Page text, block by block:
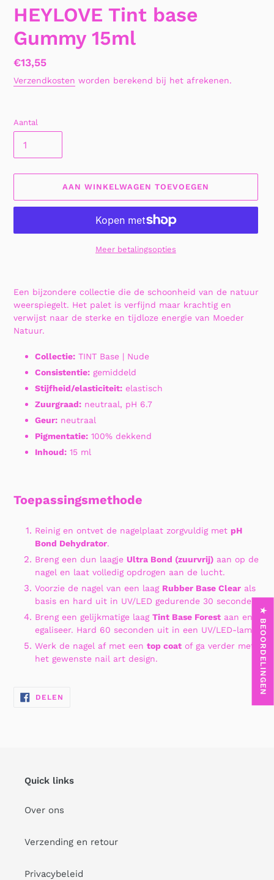
HEYLOVE Tint base
Gummy 15ml
Normale
prijs
€13,55
Verzendkosten worden berekend bij het afrekenen.
Aantal
AAN WINKELWAGEN TOEVOEGEN
Meer betalingsopties
toegevoegen
winkelwagen
Een bijzondere collectie die de schoonheid van de natuur
weerspiegelt. Het palet is verfijnd maar krachtig en
verwijst naar de sterke en tijdloze energie van Moeder
Natuur.
Collectie: TINT Base | Nude
Consistentie: gemiddeld
Stijfheid/elasticiteit: elastisch
Zuurgraad: neutraal, pH 6.7
Geur: neutraal
Pigmentatie: 100% dekkend
Inhoud: 15 ml
Toepassingsmethode
Reinig en ontvet de nagelplaat zorgvuldig met pH
Bond Dehydrator.
Breng een dun laagje Ultra Bond (zuurvrij) aan op de
nagel en laat volledig opdrogen aan de lucht.
Voorzie de nagel van een laag Rubber Base Clear als
basis en hard uit in UV/LED gedurende 30 seconden.
Breng een gelijkmatige laag Tint Base Forest aan en
egaliseer. Hard 60 seconden uit in een UV/LED-lamp.
Werk de nagel af met een top coat of ga verder met
het gewenste nail art design.
DELEN
Quick links
Over ons
Verzending en retour
Privacybeleid
★ BEOORDELINGEN